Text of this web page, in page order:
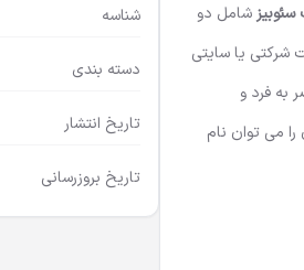
سئوبیز شامل دو
شرکتی یا سایتی
به فرد و
می توان نام
شناسه
دسته بندی
تاریخ انتشار
تاریخ بروزرسانی